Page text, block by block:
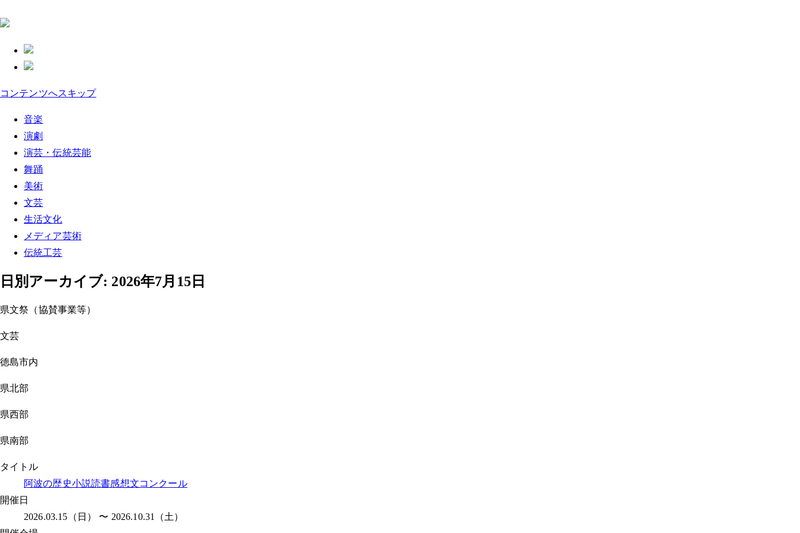
コンテンツへスキップ
音楽
演劇
演芸・伝統芸能
舞踊
美術
文芸
生活文化
メディア芸術
伝統工芸
日別アーカイブ: 2026年7月15日
県文祭（協賛事業等）
文芸
徳島市内
県北部
県西部
県南部
タイトル
阿波の歴史小説読書感想文コンクール
開催日
2026.03.15（日） 〜 2026.10.31（土）